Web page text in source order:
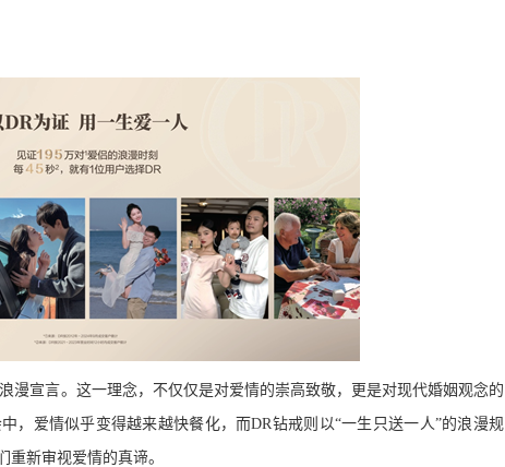
漫宣言。这一理念，不仅仅是对爱情的崇高致敬，更是对现代婚姻观念的
，爱情似乎变得越来越快餐化，而DR钻戒则以“一生只送一人”的浪漫规
新审视爱情的真谛。